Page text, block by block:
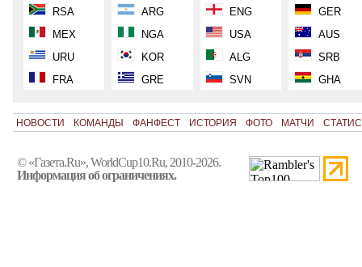
RSA
MEX
URU
FRA
ARG
NGA
KOR
GRE
ENG
USA
ALG
SVN
GER
AUS
SRB
GHA
НОВОСТИ КОМАНДЫ ФАНФЕСТ ИСТОРИЯ ФОТО МАТЧИ
© «Газета.Ru», WorldCup10.Ru, 2010-2026.
Информация об ограничениях.